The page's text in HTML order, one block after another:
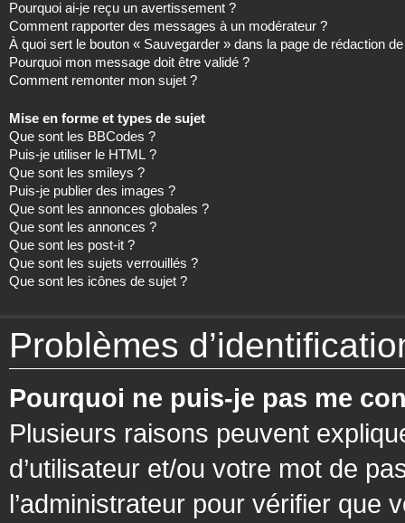
Pourquoi ai-je reçu un avertissement ?
Comment rapporter des messages à un modérateur ?
À quoi sert le bouton « Sauvegarder » dans la page de rédaction
Pourquoi mon message doit être validé ?
Comment remonter mon sujet ?
Mise en forme et types de sujet
Que sont les BBCodes ?
Puis-je utiliser le HTML ?
Que sont les smileys ?
Puis-je publier des images ?
Que sont les annonces globales ?
Que sont les annonces ?
Que sont les post-it ?
Que sont les sujets verrouillés ?
Que sont les icônes de sujet ?
Problèmes
Pourquoi ne puis-je pas me
Plusieurs raisons peuvent
d’utilisateur et/ou votre mot de
l’administrateur pour vérifier que